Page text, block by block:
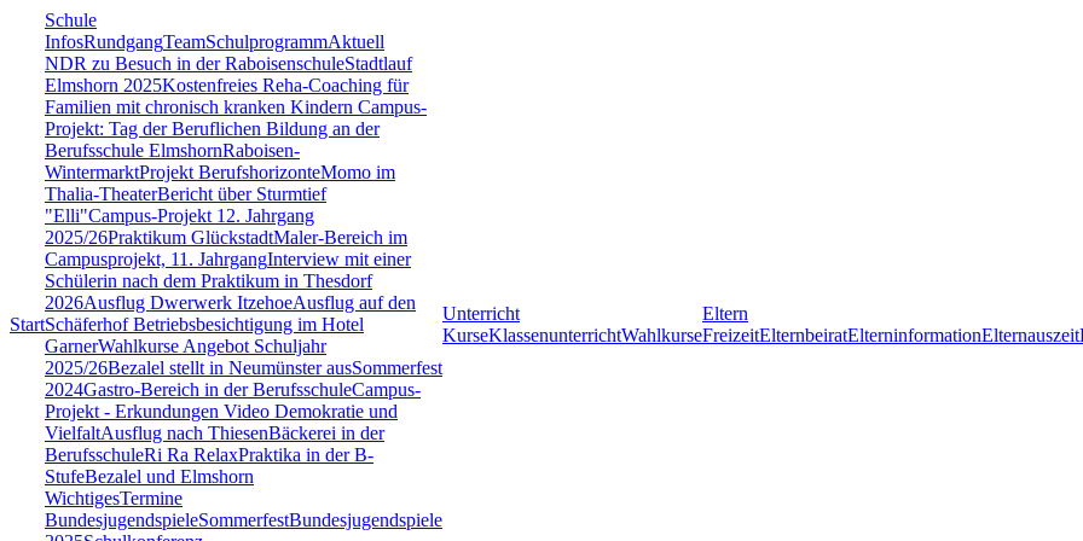
Start
Schule
InfosRundgangTeamSchulprogrammAktuell
NDR zu Besuch in der RaboisenschuleStadtlauf
Elmshorn 2025Kostenfreies Reha-Coaching für
Familien mit chronisch kranken Kindern Campus-
Projekt: Tag der Beruflichen Bildung an der
Berufsschule ElmshornRaboisen-
WintermarktProjekt BerufshorizonteMomo im
Thalia-TheaterBericht über Sturmtief
"Elli"Campus-Projekt 12. Jahrgang
2025/26Praktikum GlückstadtMaler-Bereich im
Campusprojekt, 11. JahrgangInterview mit einer
Schülerin nach dem Praktikum in Thesdorf
2026Ausflug Dwerwerk ItzehoeAusflug auf den
SchäferhofBetriebsbesichtigung im Hotel
GarnerWahlkurse Angebot Schuljahr
2025/26Bezalel stellt in Neumünster ausSommerfest
2024Gastro-Bereich in der BerufsschuleCampus-
Projekt - Erkundungen Video Demokratie und
VielfaltAusflug nach ThiesenBäckerei in der
BerufsschuleRi Ra RelaxPraktika in der B-
StufeBezalel und Elmshorn
WichtigesTermine
BundesjugendspieleSommerfestBundesjugendspiele
Unterricht
KurseKlassenunterrichtWahlkurse
Eltern
FreizeitElternbeiratElterninformationElternauszeit